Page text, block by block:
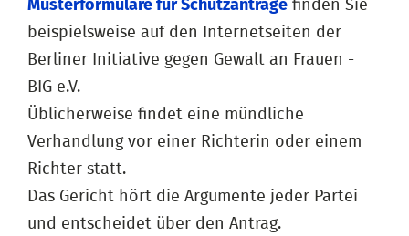
Musterformulare für Schutzanträge finden Sie
beispielsweise auf den Internetseiten der
Berliner Initiative gegen Gewalt an Frauen -
BIG e.V.
Üblicherweise findet eine mündliche
Verhandlung vor einer Richterin oder einem
Richter statt.
Das Gericht hört die Argumente jeder Partei
und entscheidet über den Antrag.